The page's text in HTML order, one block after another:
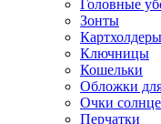
Головные
Зонты
Картхолдеры
Ключницы
Кошельки
Обложки
Очки
Перчатки